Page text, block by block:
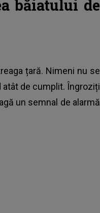
băiatului de
țară. Nimeni nu se
de cumplit. Îngroziți
un semnal de alarmă